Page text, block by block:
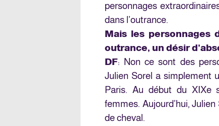
personnages
dans l’outrance.
Mais les personnages
outrance, un désir
DF: Non ce sont des
Julien Sorel a simplement
Paris. Au début du XIXe
femmes. Aujourd’hui,
de cheval.